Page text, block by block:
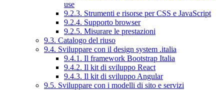
use
9.2.3. Strumenti e risorse per CSS e JavaScript
9.2.4. Supporto browser
9.2.5. Misurare le prestazioni
9.3. Catalogo del riuso
9.4. Sviluppare con il design system .italia
9.4.1. Il framework Bootstrap Italia
9.4.2. Il kit di sviluppo React
9.4.3. Il kit di sviluppo Angular
9.5. Sviluppare con i modelli di sito e servizi